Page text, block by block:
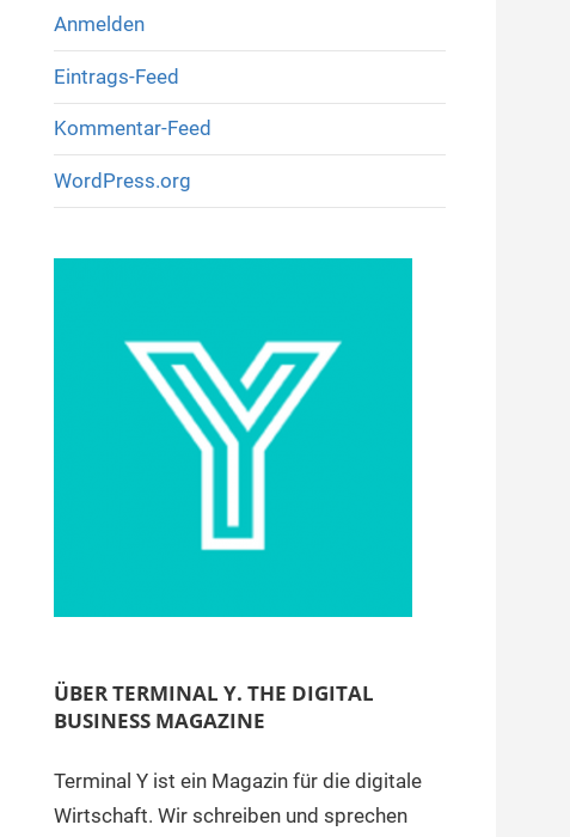
Anmelden
Eintrags-Feed
Kommentar-Feed
WordPress.org
ÜBER TERMINAL Y. THE DIGITAL
BUSINESS MAGAZINE
Terminal Y ist ein Magazin für die digitale
Wirtschaft. Wir schreiben und sprechen